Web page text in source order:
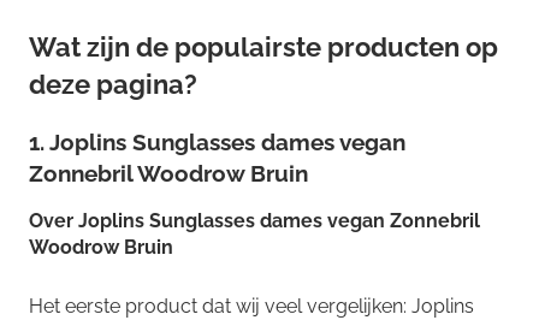
Wat zijn de populairste producten op
deze pagina?
1. Joplins Sunglasses dames vegan
Zonnebril Woodrow Bruin
Over Joplins Sunglasses dames vegan Zonnebril
Woodrow Bruin
Het eerste product dat wij veel vergelijken: Joplins